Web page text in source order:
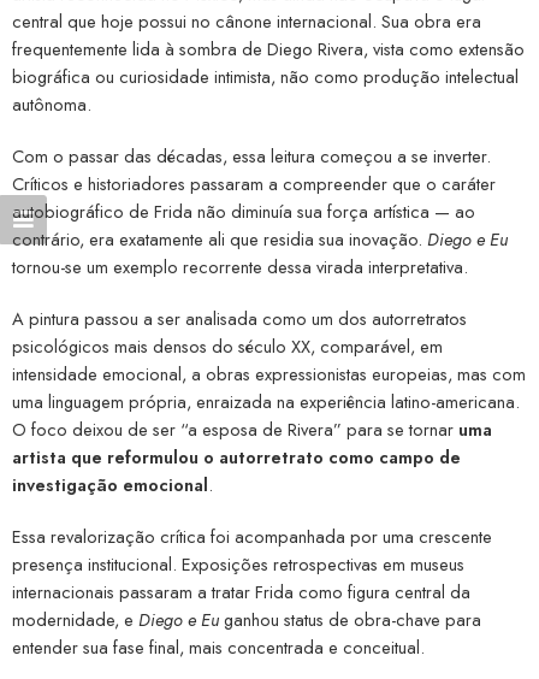
central que hoje possui no cânone internacional. Sua obra era
frequentemente lida à sombra de Diego Rivera, vista como extensão
biográfica ou curiosidade intimista, não como produção intelectual
autônoma.
Com o passar das décadas, essa leitura começou a se inverter.
Críticos e historiadores passaram a compreender que o caráter
autobiográfico de Frida não diminuía sua força artística — ao
contrário, era exatamente ali que residia sua inovação. Diego e Eu
tornou-se um exemplo recorrente dessa virada interpretativa.
A pintura passou a ser analisada como um dos autorretratos
psicológicos mais densos do século XX, comparável, em
intensidade emocional, a obras expressionistas europeias, mas com
uma linguagem própria, enraizada na experiência latino-americana.
O foco deixou de ser “a esposa de Rivera” para se tornar uma
artista que reformulou o autorretrato como campo de
investigação emocional.
Essa revalorização crítica foi acompanhada por uma crescente
presença institucional. Exposições retrospectivas em museus
internacionais passaram a tratar Frida como figura central da
modernidade, e Diego e Euganhou status de obra-chave para
entender sua fase final, mais concentrada e conceitual.